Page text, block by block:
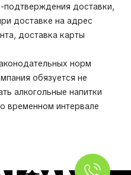
подтверждения доставки,
доставке на адрес
доставка карты
норм
обязуется не
алкогольные напитки
временном интервале